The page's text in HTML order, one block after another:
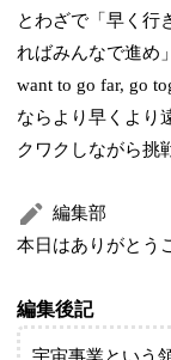
とわざで「早く行
ればみんなで進め
want to go far, go
ならより早くより
クワクしながら挑
編集部
本日はありがとう
編集後記